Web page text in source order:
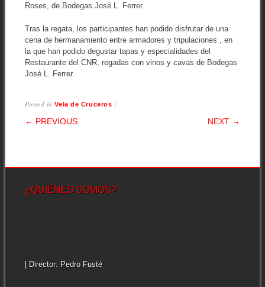
Roses, de Bodegas José L. Ferrer.
Tras la regata, los participantes han podido disfrutar de una
cena de hermanamiento entre armadores y tripulaciones , en
la que han podido degustar tapas y especialidades del
Restaurante del CNR, regadas con vinos y cavas de Bodegas
José L. Ferrer.
Posted inVela de Cruceros |
POST NAVIGATION
← PREVIOUS NEXT →
¿QUIÉNES SOMOS?
| Director: Pedro Fusté